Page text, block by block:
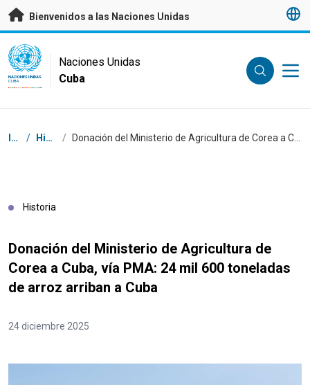
Saltar a contenido principal
Bienvenidos a las Naciones Unidas
UN Logo
NACIONES UNIDAS
CUBA
Naciones Unidas
Cuba
Coordenadas dentro de la ruta de navegación
Inicio / Historias / Donación del Ministerio de Agricultura de Corea a Cuba, vía PMA: 24 mil 600 toneladas de arroz arriban a Cuba
Historia
Donación del Ministerio de Agricultura de
Corea a Cuba, vía PMA: 24 mil 600 toneladas
de arroz arriban a Cuba
24 diciembre 2025